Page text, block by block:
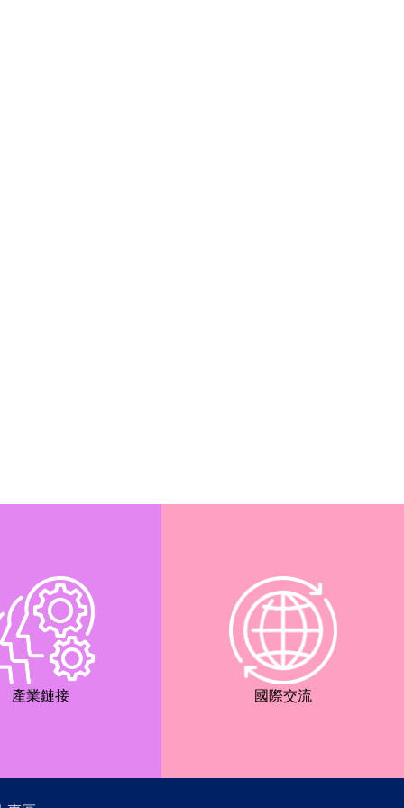
產業鏈接 國際交流